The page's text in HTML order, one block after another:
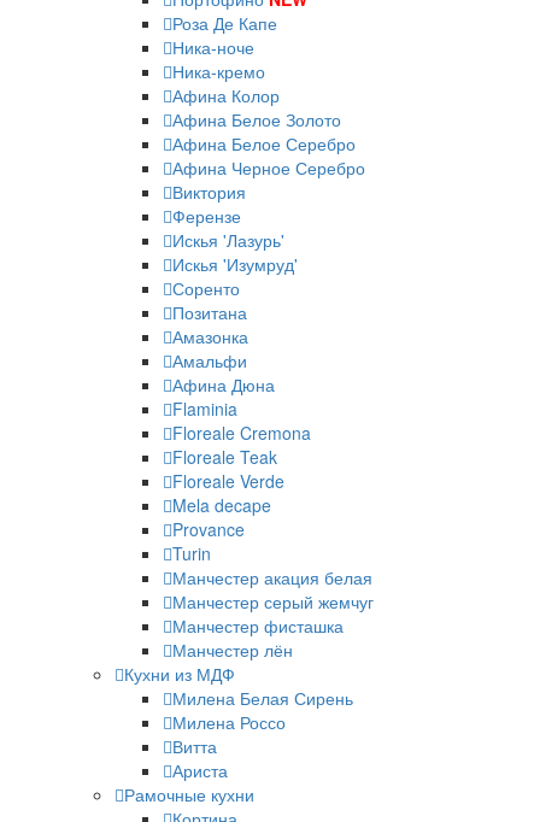
Роза Де Капе
Ника-ноче
Ника-кремо
Афина Колор
Афина Белое Золото
Афина Белое Серебро
Афина Черное Серебро
Виктория
Ферензе
Искья 'Лазурь'
Искья 'Изумруд'
Соренто
Позитана
Амазонка
Амальфи
Афина Дюна
Flaminia
Floreale Cremona
Floreale Teak
Floreale Verde
Mela decape
Provance
Turin
Манчестер акация белая
Манчестер серый жемчуг
Манчестер фисташка
Манчестер лён
Кухни из МДФ
Милена Белая Сирень
Милена Россо
Витта
Ариста
Рамочные кухни